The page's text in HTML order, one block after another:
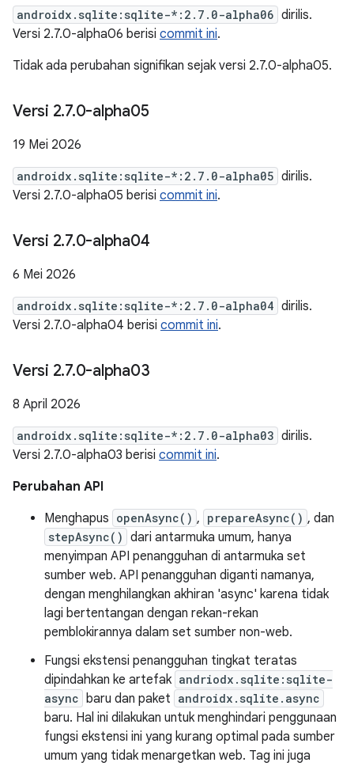
androidx.sqlite:sqlite-*:2.7.0-alpha06 dirilis.
Versi 2.7.0-alpha06 berisi commit ini.
Tidak ada perubahan signifikan sejak versi 2.7.0-alpha05.
Versi 2.7.0-alpha05
19 Mei 2026
androidx.sqlite:sqlite-*:2.7.0-alpha05 dirilis.
Versi 2.7.0-alpha05 berisi commit ini.
Versi 2.7.0-alpha04
6 Mei 2026
androidx.sqlite:sqlite-*:2.7.0-alpha04 dirilis.
Versi 2.7.0-alpha04 berisi commit ini.
Versi 2.7.0-alpha03
8 April 2026
androidx.sqlite:sqlite-*:2.7.0-alpha03 dirilis.
Versi 2.7.0-alpha03 berisi commit ini.
Perubahan API
Menghapus openAsync() , prepareAsync() , dan
stepAsync() dari antarmuka umum, hanya
menyimpan API penangguhan di antarmuka set
sumber web. API penangguhan diganti namanya,
dengan menghilangkan akhiran 'async' karena tidak
lagi bertentangan dengan rekan-rekan
pemblokirannya dalam set sumber non-web.
Fungsi ekstensi penangguhan tingkat teratas
dipindahkan ke artefak andriodx.sqlite:sqlite-
async baru dan paket androidx.sqlite.async
baru. Hal ini dilakukan untuk menghindari penggunaan
fungsi ekstensi ini yang kurang optimal pada sumber
umum yang tidak menargetkan web. Tag ini juga